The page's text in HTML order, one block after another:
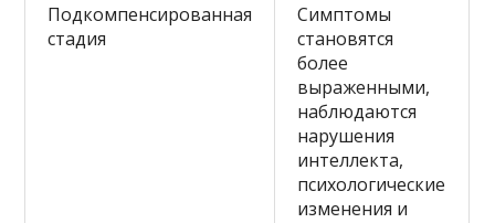
Подкомпенсированная
стадия
Симптомы
становятся
более
выраженными,
наблюдаются
нарушения
интеллекта,
психологические
изменения и